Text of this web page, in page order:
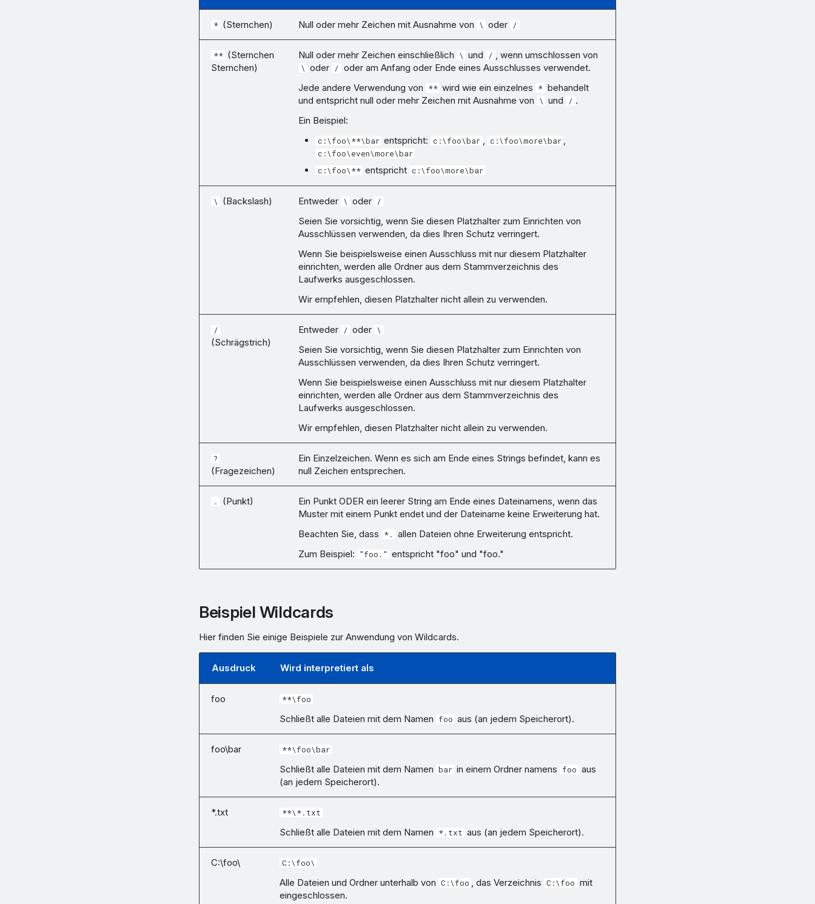
* (Sternchen) Null oder mehr Zeichen mit Ausnahme von \ oder /
** (Sternchen
Sternchen)
Null oder mehr Zeichen einschließlich \ und / , wenn umschlossen von
\ oder / oder am Anfang oder Ende eines Ausschlusses verwendet.
Jede andere Verwendung von
** wird wie ein einzelnes * behandelt
und entspricht null oder mehr Zeichen mit Ausnahme von
\ und / .
Ein Beispiel:
c:\foo\**\bar entspricht: c:\foo\bar c:\foo\more\bar
c:\foo\even\more\bar
c:\foo\** entspricht c:\foo\more\bar
\ (Backslash) Entweder \ oder /
Seien Sie vorsichtig, wenn Sie diesen Platzhalter zum Einrichten von
Ausschlüssen verwenden, da dies Ihren Schutz verringert.
Wenn Sie beispielsweise einen Ausschluss mit nur diesem Platzhalter
einrichten, werden alle Ordner aus dem Stammverzeichnis des
Laufwerks ausgeschlossen.
Wir empfehlen, diesen Platzhalter nicht allein zu verwenden.
/
(Schrägstrich)
Entweder / oder \
Seien Sie vorsichtig, wenn Sie diesen Platzhalter zum Einrichten von
Ausschlüssen verwenden, da dies Ihren Schutz verringert.
Wenn Sie beispielsweise einen Ausschluss mit nur diesem Platzhalter
einrichten, werden alle Ordner aus dem Stammverzeichnis des
Laufwerks ausgeschlossen.
Wir empfehlen, diesen Platzhalter nicht allein zu verwenden.
?
(Fragezeichen)
Ein Einzelzeichen. Wenn es sich am Ende eines Strings befindet, kann es
null Zeichen entsprechen.
. (Punkt)
Ein Punkt ODER ein leerer String am Ende eines Dateinamens, wenn das
Muster mit einem Punkt endet und der Dateiname keine Erweiterung hat.
Beachten Sie, dass
*.
allen Dateien ohne Erweiterung entspricht.
Zum Beispiel:
"foo." entspricht "foo" und "foo."
Beispiel Wildcards
Hier finden Sie einige Beispiele zur Anwendung von Wildcards.
Ausdruck Wird interpretiert als
foo **\foo
Schließt alle Dateien mit dem Namen foo aus (an jedem Speicherort).
foo\bar **\foo\bar
Schließt alle Dateien mit dem Namen bar in einem Ordner namens foo aus
(an jedem Speicherort).
*.txt **\*.txt
Schließt alle Dateien mit dem Namen *.txt aus (an jedem Speicherort).
C:\foo\ C:\foo\
Alle Dateien und Ordner unterhalb von C:\foo , das Verzeichnis C:\foo mit
eingeschlossen.